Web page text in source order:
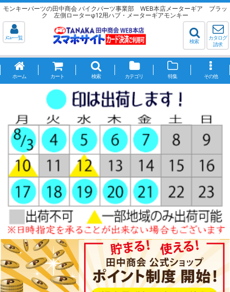
モンキーパーツの田中商会 バイクパーツ事業部 WEB本店メーターギア ブラッ
ク 左側ローターφ12用ハブ・メーターギアモンキー
ﾒﾆｭｰ一覧
検索
カタログ
請求
ホーム カート 検索 カテゴリ 特集 その他